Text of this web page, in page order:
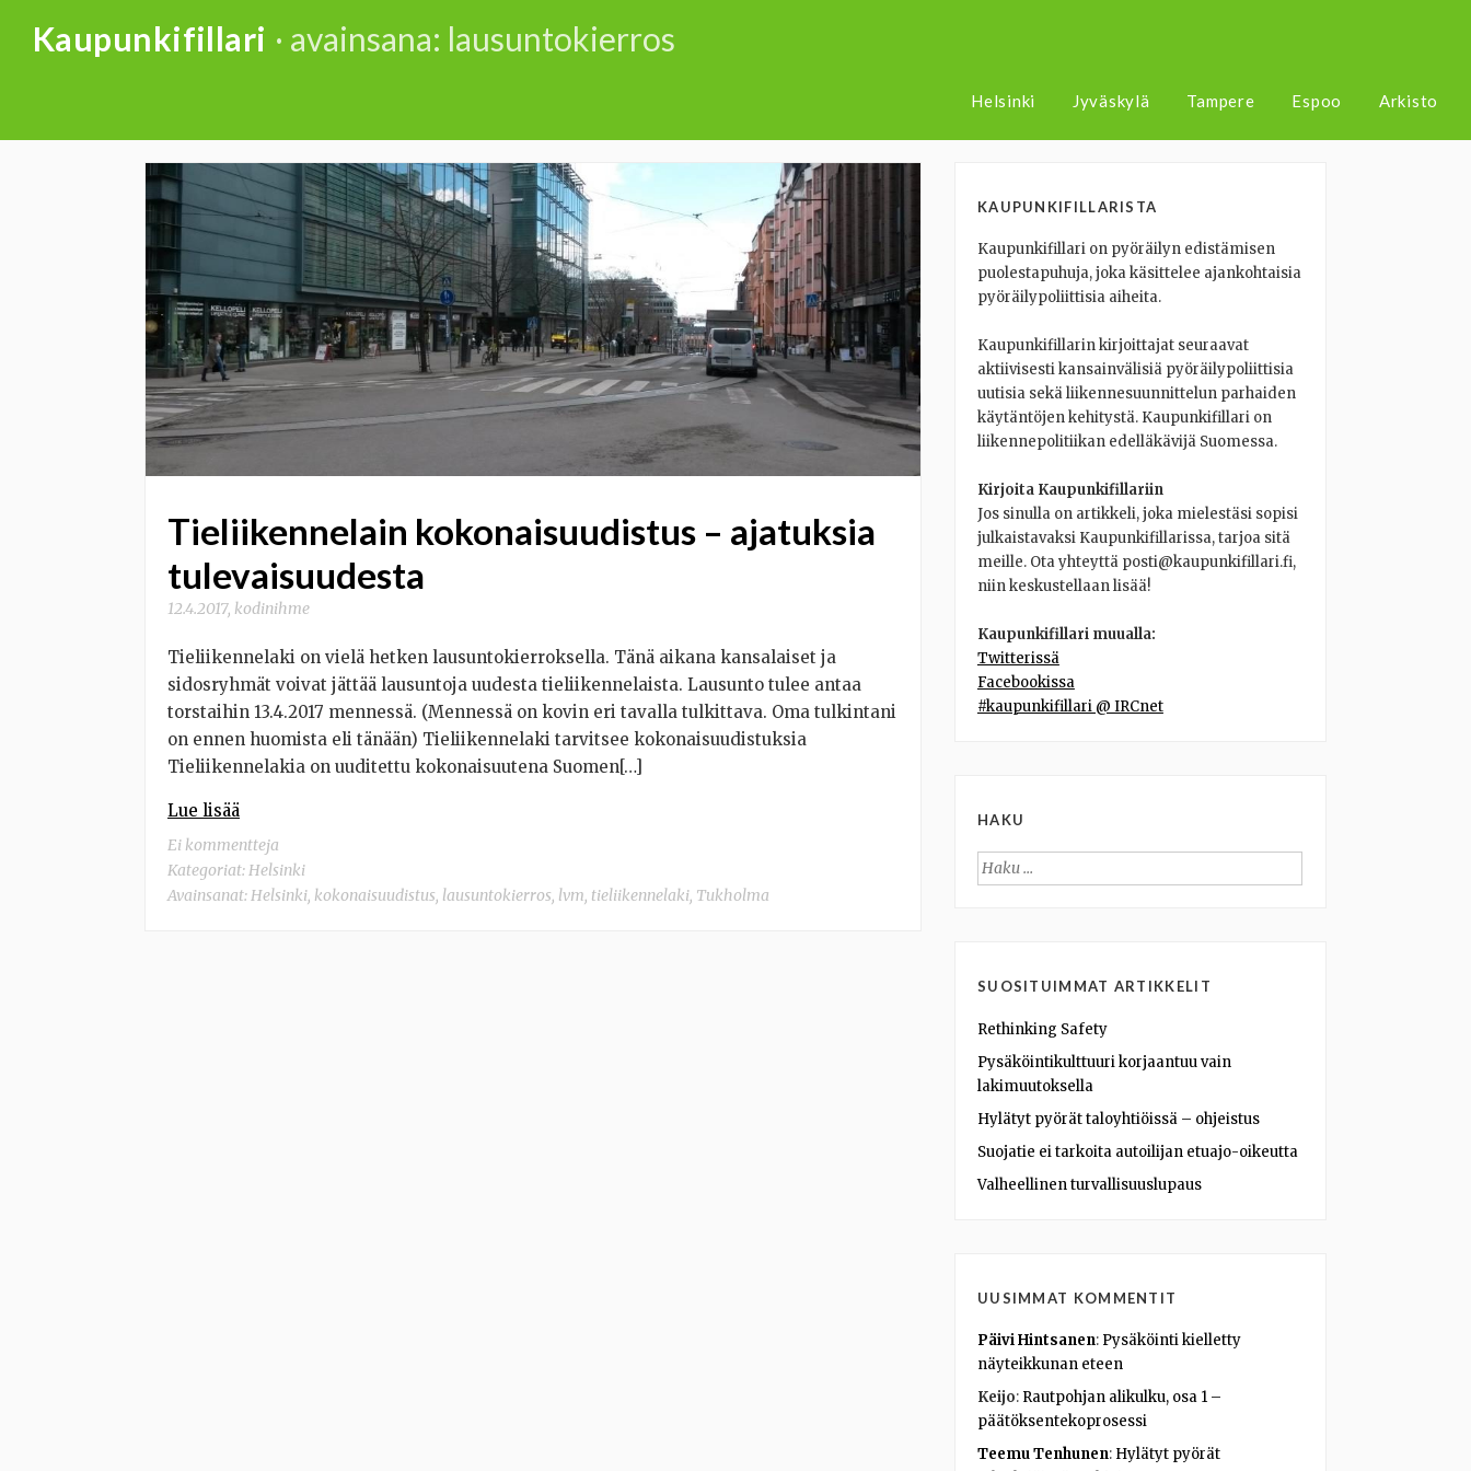
Kaupunkifillari · avainsana: lausuntokierros
Helsinki Jyväskylä Tampere Espoo Arkisto
Tieliikennelain kokonaisuudistus – ajatuksia
tulevaisuudesta
12.4.2017, kodinihme
Tieliikennelaki on vielä hetken lausuntokierroksella. Tänä aikana kansalaiset ja
sidosryhmät voivat jättää lausuntoja uudesta tieliikennelaista. Lausunto tulee antaa
torstaihin 13.4.2017 mennessä. (Mennessä on kovin eri tavalla tulkittava. Oma tulkintani
on ennen huomista eli tänään) Tieliikennelaki tarvitsee kokonaisuudistuksia
Tieliikennelakia on uuditettu kokonaisuutena Suomen[…]
Lue lisää
Ei kommentteja
Kategoriat:Helsinki
Avainsanat:Helsinki, kokonaisuudistus, lausuntokierros, lvm, tieliikennelaki, Tukholma
KAUPUNKIFILLARISTA
Kaupunkifillari on pyöräilyn edistämisen
puolestapuhuja, joka käsittelee ajankohtaisia
pyöräilypoliittisia aiheita.
Kaupunkifillarin kirjoittajat seuraavat
aktiivisesti kansainvälisiä pyöräilypoliittisia
uutisia sekä liikennesuunnittelun parhaiden
käytäntöjen kehitystä. Kaupunkifillari on
liikennepolitiikan edelläkävijä Suomessa.
Kirjoita Kaupunkifillariin
Jos sinulla on artikkeli, joka mielestäsi sopisi
julkaistavaksi Kaupunkifillarissa, tarjoa sitä
meille. Ota yhteyttä posti@kaupunkifillari.fi,
niin keskustellaan lisää!
Kaupunkifillari muualla:
Twitterissä
Facebookissa
#kaupunkifillari @ IRCnet
HAKU
Haku:
SUOSITUIMMAT ARTIKKELIT
Rethinking Safety
Pysäköintikulttuuri korjaantuu vain
lakimuutoksella
Hylätyt pyörät taloyhtiöissä – ohjeistus
Suojatie ei tarkoita autoilijan etuajo-oikeutta
Valheellinen turvallisuuslupaus
UUSIMMAT KOMMENTIT
Päivi Hintsanen: Pysäköinti kielletty
näyteikkunan eteen
Keijo: Rautpohjan alikulku, osa 1 –
päätöksentekoprosessi
Teemu Tenhunen: Hylätyt pyörät